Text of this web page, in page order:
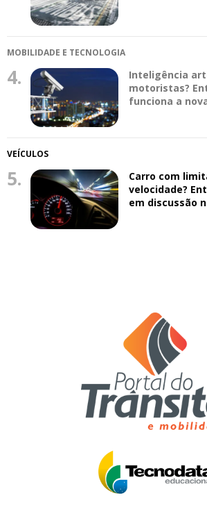
MOBILIDADE E TECNOLOGIA
4.
Inteligência
motoristas?
funciona a
VEÍCULOS
5.
Carro com
velocidade?
em discussão